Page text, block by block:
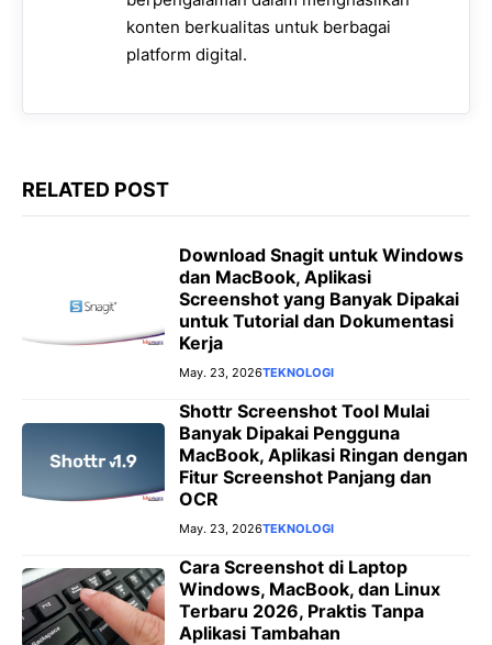
r
konten berkualitas untuk berbagai
platform digital.
RELATED POST
Download Snagit untuk Windows
dan MacBook, Aplikasi
Screenshot yang Banyak Dipakai
untuk Tutorial dan Dokumentasi
Kerja
May. 23, 2026TEKNOLOGI
Shottr Screenshot Tool Mulai
Banyak Dipakai Pengguna
MacBook, Aplikasi Ringan dengan
Fitur Screenshot Panjang dan
OCR
May. 23, 2026TEKNOLOGI
Cara Screenshot di Laptop
Windows, MacBook, dan Linux
Terbaru 2026, Praktis Tanpa
Aplikasi Tambahan